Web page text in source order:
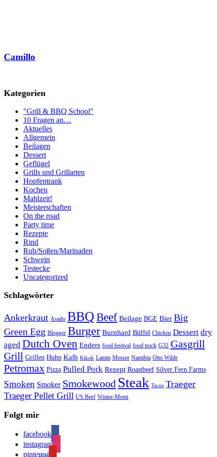
Camillo
Kategorien
"Grill & BBQ School"
10 Fragen an…
Aktuelles
Allgemein
Beilagen
Dessert
Geflügel
Grills und Grillarten
Hopfentrank
Kochen
Mahlzeit!
Meisterschaften
On the road
Party time
Rezepte
Rind
Rub/Soßen/Marinaden
Schwein
Testecke
Uncategorized
Schlagwörter
Ankerkraut Asado BBQBeef Beilage BGE Bier Big
Green Egg Blogger Burger Burnhard Büffel Chicken Dessert dry
aged Dutch Oven Enders food festival food truck G32 Gasgrill
Grill Grillen Huhn Kalb Kikok Lamm Messer Namibia Otto Wilde
Petromax Pizza Pulled Pork Rezept Roastbeef Silver Fern Farms
Smoken Smoker Smokewood Steak Tacos Traeger
Traeger Pellet Grill US Beef Winter-Menü
Folgt mir
facebook
instagram
pinterest